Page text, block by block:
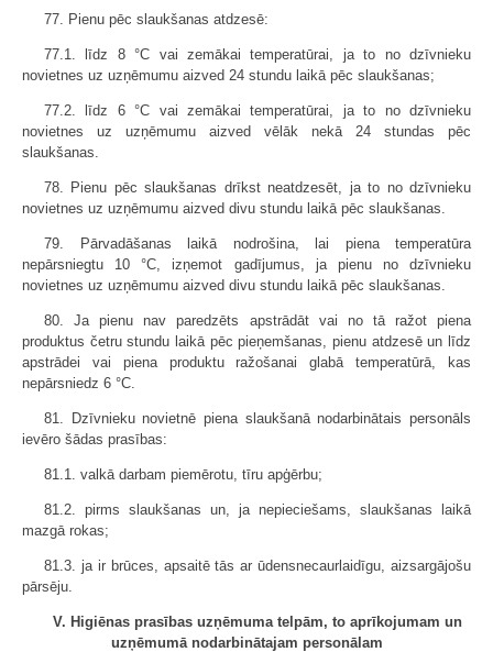
77. Pienu pēc slaukšanas atdzesē:
77.1. līdz 8 °C vai zemākai temperatūrai, ja to no dzīvnieku
novietnes uz uzņēmumu aizved 24 stundu laikā pēc slaukšanas;
77.2. līdz 6 °C vai zemākai temperatūrai, ja to no dzīvnieku
novietnes uz uzņēmumu aizved vēlāk nekā 24 stundas pēc
slaukšanas.
78. Pienu pēc slaukšanas drīkst neatdzesēt, ja to no dzīvnieku
novietnes uz uzņēmumu aizved divu stundu laikā pēc slaukšanas.
79. Pārvadāšanas laikā nodrošina, lai piena temperatūra
nepārsniegtu 10 °C, izņemot gadījumus, ja pienu no dzīvnieku
novietnes uz uzņēmumu aizved divu stundu laikā pēc slaukšanas.
80. Ja pienu nav paredzēts apstrādāt vai no tā ražot piena
produktus četru stundu laikā pēc pieņemšanas, pienu atdzesē un līdz
apstrādei vai piena produktu ražošanai glabā temperatūrā, kas
nepārsniedz 6 °C.
81. Dzīvnieku novietnē piena slaukšanā nodarbinātais personāls
ievēro šādas prasības:
81.1. valkā darbam piemērotu, tīru apģērbu;
81.2. pirms slaukšanas un, ja nepieciešams, slaukšanas laikā
mazgā rokas;
81.3. ja ir brūces, apsaitē tās ar ūdensnecaurlaidīgu, aizsargājošu
pārsēju.
V. Higiēnas prasības uzņēmuma telpām, to aprīkojumam un
uzņēmumā nodarbinātajam personālam